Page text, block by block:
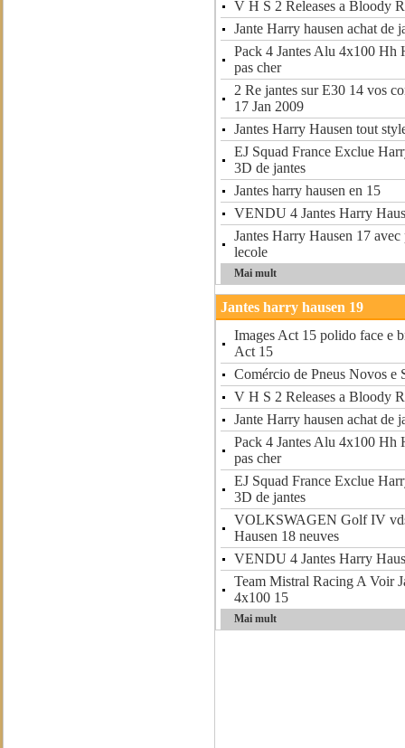
V H S 2 Releases a Bloody
Jante Harry hausen achat de
Pack 4 Jantes Alu 4x100 Hh
pas cher
2 Re jantes sur E30 14 vos
17 Jan 2009
Jantes Harry Hausen tout
EJ Squad France Exclue
3D de jantes
Jantes harry hausen en 15
VENDU 4 Jantes Harry
Jantes Harry Hausen 17
lecole
Mai mult
Jantes harry hausen 19
Images Act 15 polido face e
Act 15
Comércio de Pneus Novos e
V H S 2 Releases a Bloody
Jante Harry hausen achat de
Pack 4 Jantes Alu 4x100 Hh
pas cher
EJ Squad France Exclue
3D de jantes
VOLKSWAGEN Golf IV
Hausen 18 neuves
VENDU 4 Jantes Harry
Team Mistral Racing A Voir
4x100 15
Mai mult